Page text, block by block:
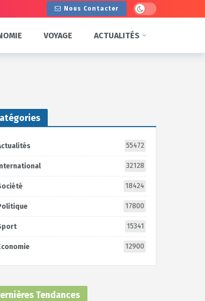
Nous Contacter Dark mode
VOYAGE ACTUALITÉS
55472
32128
18424
17800
15341
12900
Tendances